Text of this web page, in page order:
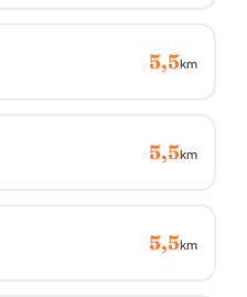
5,5km
5,5km
5,5km